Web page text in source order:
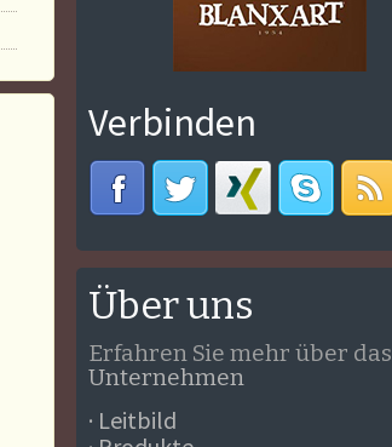
Verbinden
Über uns
Erfahren Sie mehr über das
Unternehmen
· Leitbild